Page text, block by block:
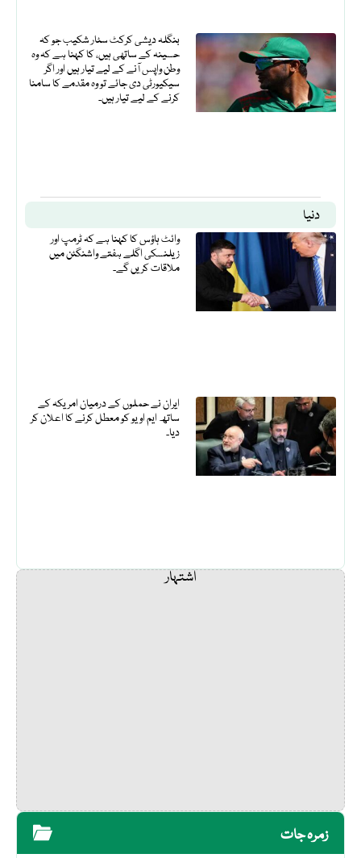
بنگلہ دیشی کرکٹ سٹار شکیب جو کہ
حسینہ کے ساتھی ہیں، کا کہنا ہے کہ وہ
وطن واپس آنے کے لیے تیار ہیں اور اگر
سیکیورٹی دی جائے تو وہ مقدمے کا سامنا
کرنے کے لیے تیار ہیں۔
دنیا
وائٹ ہاؤس کا کہنا ہے کہ ٹرمپ اور
زیلنسکی اگلے ہفتے واشنگٹن میں
ملاقات کریں گے۔
ایران نے حملوں کے درمیان امریکہ کے
ساتھ ایم او یو کو معطل کرنے کا اعلان کر
دیا۔
اشتہار
زمرہ جات